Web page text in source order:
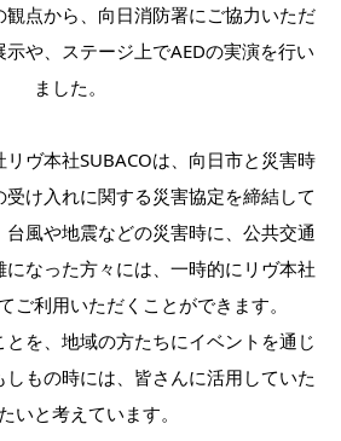
観点から、向日消防署にご協力いただ
や、ステージ上でAEDの実演を行い
ました。
ヴ本社SUBACOは、向日市と災害時
け入れに関する災害協定を締結して
風や地震などの災害時に、公共交通
なった方々には、一時的にリヴ本社
ご利用いただくことができます。
を、地域の方たちにイベントを通じ
もの時には、皆さんに活用していた
いと考えています。